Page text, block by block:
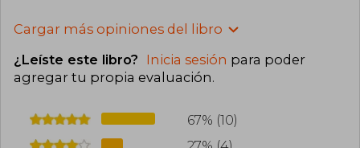
Cargar más opiniones del libro
¿Leíste este libro? Inicia sesión para poder
agregar tu propia evaluación.
67% (10)